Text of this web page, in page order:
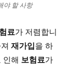
야 할 사항
료가 저렴합니
져재가입을 하
인해 보험료가